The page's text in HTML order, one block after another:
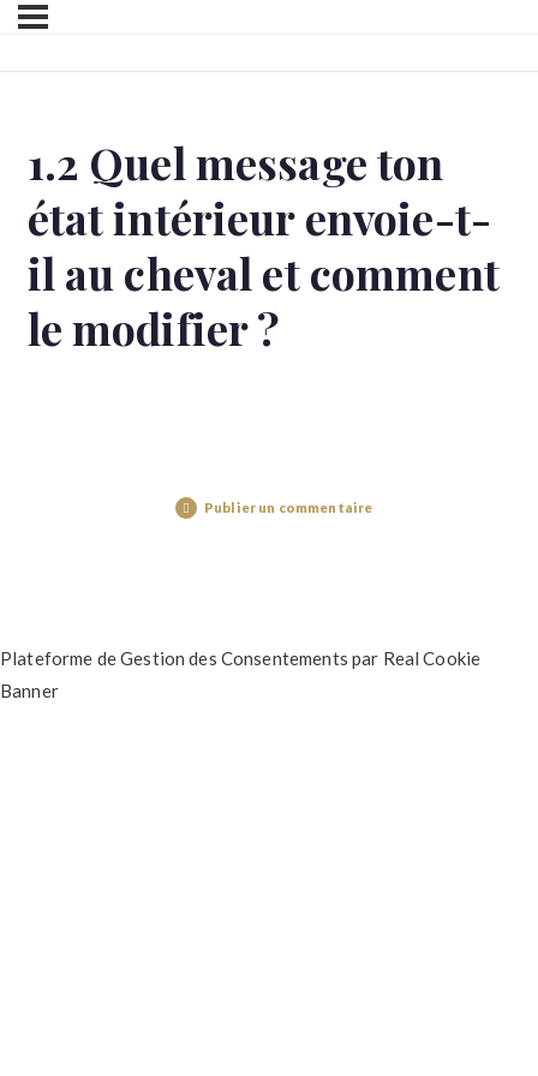
1.2 Quel message ton
état intérieur envoie-t-
il au cheval et comment
le modifier ?
Publier un commentaire
Plateforme de Gestion des Consentements par Real Cookie
Banner